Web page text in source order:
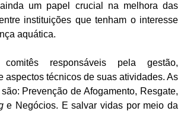
um papel crucial na melhora das
instituições que tenham o interesse
aquática.
responsáveis pela gestão,
aspectos técnicos de suas atividades. As
Prevenção de Afogamento, Resgate,
e Negócios. E salvar vidas por meio da